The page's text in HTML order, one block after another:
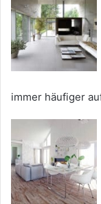
immer häufiger